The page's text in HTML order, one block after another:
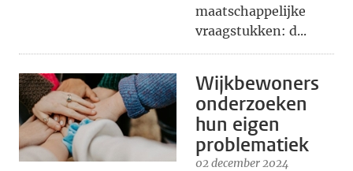
maatschappelijke
vraagstukken: d...
Wijkbewoners
onderzoeken
hun eigen
problematiek
02 december 2024